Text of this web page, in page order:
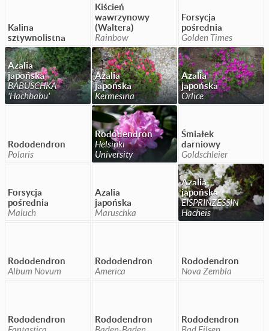
Kalina
sztywnolistna
Kiścień
wawrzynowy
(Waltera)
Rainbow
Forsycja
pośrednia
Golden Times
Azalia
japońska
BABUSCHKA
'Hachbabu'
Azalia
japońska
Kermesina
Azalia
japońska
Orlice
Rododendron
Polaris
Rododendron
Helsinki
University
Śmiałek
darniowy
Goldschleier
Forsycja
pośrednia
Maluch
Azalia
japońska
Maruschka
Azalia
japońska
EISPRINZESSIN
Hacheis
Rododendron
Album Novum
Rododendron
America
Rododendron
Nova Zembla
Rododendron
Rododendron
Rododendron